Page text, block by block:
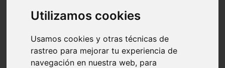
Utilizamos cookies
Usamos cookies y otras técnicas de
rastreo para mejorar tu experiencia de
navegación en nuestra web, para
▷ Zona Azul Córdoba 《 Horarios y Tarifas 2024 》